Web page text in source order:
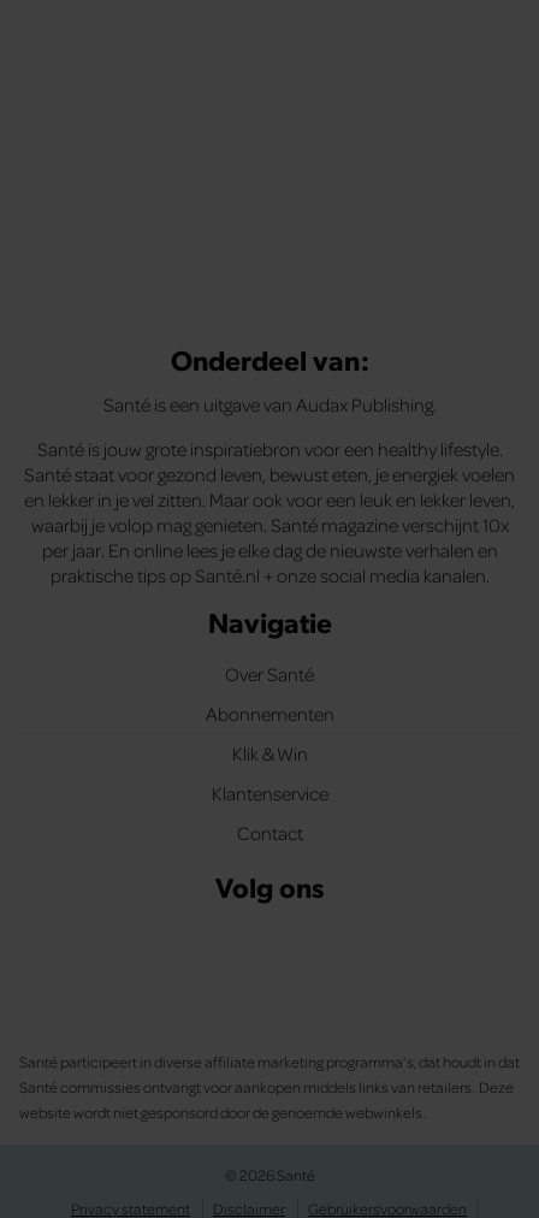
Onderdeel van:
Santé is een uitgave van Audax Publishing.
Santé is jouw grote inspiratiebron voor een healthy lifestyle.
Santé staat voor gezond leven, bewust eten, je energiek voelen
en lekker in je vel zitten. Maar ook voor een leuk en lekker leven,
waarbij je volop mag genieten. Santé magazine verschijnt 10x
per jaar. En online lees je elke dag de nieuwste verhalen en
praktische tips op Santé.nl + onze social media kanalen.
Navigatie
Over Santé
Abonnementen
Klik & Win
Klantenservice
Contact
Volg ons
Santé participeert in diverse affiliate marketing programma’s, dat houdt in dat
Santé commissies ontvangt voor aankopen middels links van retailers. Deze
website wordt niet gesponsord door de genoemde webwinkels.
© 2026 Santé
Privacy statement
Disclaimer Gebruikersvoorwaarden